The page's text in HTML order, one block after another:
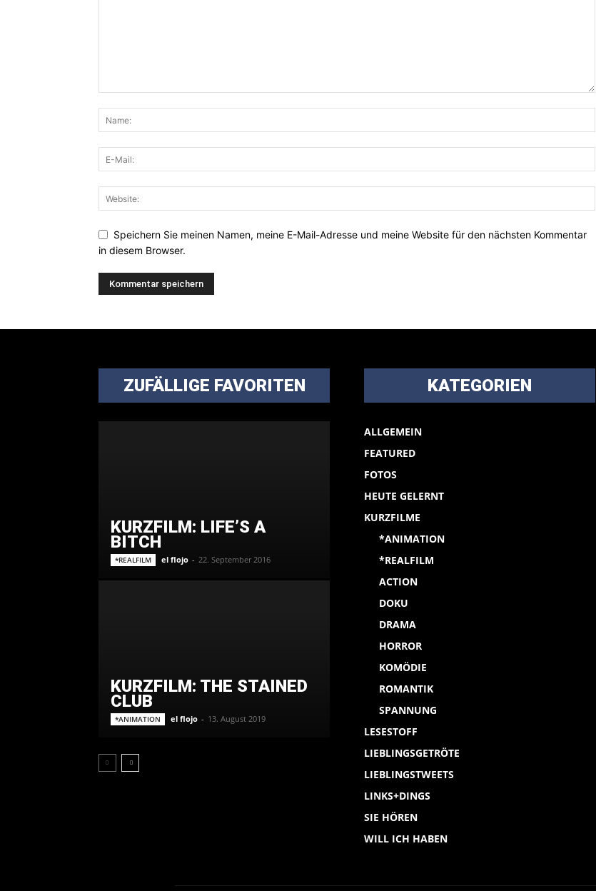
Speichern Sie meinen Namen, meine E-Mail-Adresse und meine Website für den nächsten Kommentar
in diesem Browser.
ZUFÄLLIGE FAVORITEN
KURZFILM: LIFE’S A
BITCH
*REALFILM el flojo - 22. September 2016
KURZFILM: THE STAINED
CLUB
*ANIMATION el flojo - 13. August 2019
KATEGORIEN
ALLGEMEIN
FEATURED
FOTOS
HEUTE GELERNT
KURZFILME
*ANIMATION
*REALFILM
ACTION
DOKU
DRAMA
HORROR
KOMÖDIE
ROMANTIK
SPANNUNG
LESESTOFF
LIEBLINGSGETRÖTE
LIEBLINGSTWEETS
LINKS+DINGS
SIE HÖREN
WILL ICH HABEN